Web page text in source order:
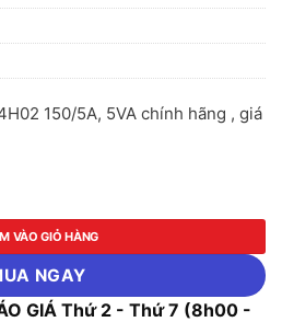
150/5A, 5VA chính hãng , giá
150/5A, 5VA - Không Kiểm
VÀO GIỎ HÀNG
NGAY
GIÁ Thứ 2 - Thứ 7 (8h00 -